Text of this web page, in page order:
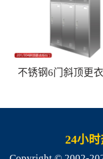
不锈钢6门斜顶更
24小时